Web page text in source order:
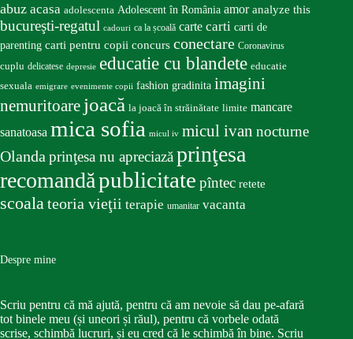
abuz acasa adolescenta Adolescent în România amor analyze this
bucureşti-regatul cadouri ca la școală carte carti carti de
parenting carti pentru copii concurs conectare Coronavirus
cuplu delicatese depresie educatie cu blandete educatie
sexuala emigrare evenimente copii fashion gradinita imagini
nemuritoare joacă la joacă în străinătate limite mancare
sanatoasa mica sofia micul iv micul ivan nocturne
Olandaprinţesa nu apreciazăprinţesa
recomandăpublicitate pîntec retete
scoalateoria vieţii terapie umanitar vacanta
Despre mine
Scriu pentru că mă ajută, pentru că am nevoie să dau pe-afară
tot binele meu (și uneori și răul), pentru că vorbele odată
scrise, schimbă lucruri, și eu cred că le schimbă în bine. Scriu